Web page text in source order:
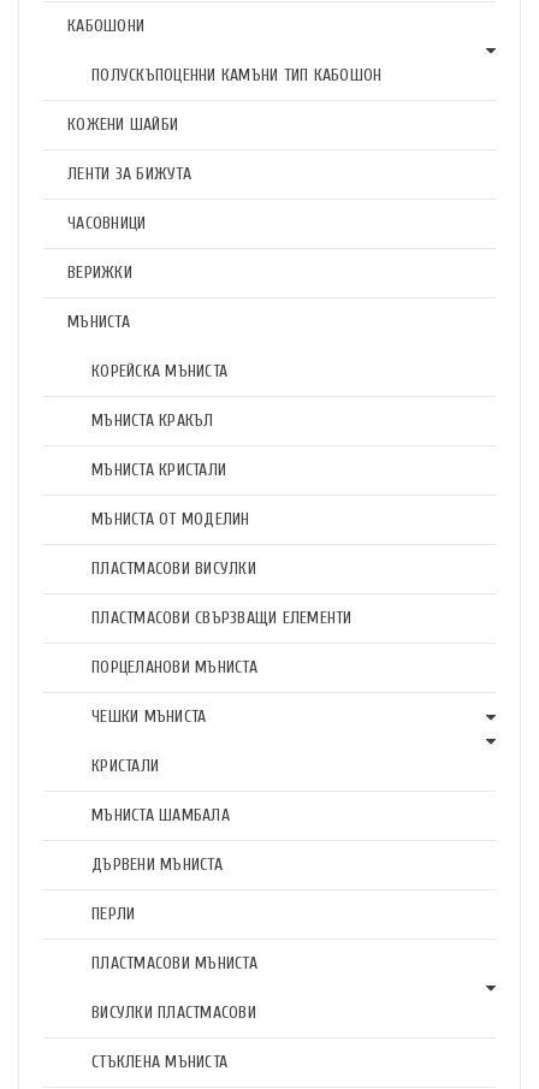
КАБОШОНИ
ПОЛУСКЪПОЦЕННИ КАМЪНИ ТИП КАБОШОН
КОЖЕНИ ШАЙБИ
ЛЕНТИ ЗА БИЖУТА
ЧАСОВНИЦИ
ВЕРИЖКИ
МЪНИСТА
КОРЕЙСКА МЪНИСТА
МЪНИСТА КРАКЪЛ
МЪНИСТА КРИСТАЛИ
МЪНИСТА ОТ МОДЕЛИН
ПЛАСТМАСОВИ ВИСУЛКИ
ПЛАСТМАСОВИ СВЪРЗВАЩИ ЕЛЕМЕНТИ
ПОРЦЕЛАНОВИ МЪНИСТА
ЧЕШКИ МЪНИСТА
КРИСТАЛИ
МЪНИСТА ШАМБАЛА
ДЪРВЕНИ МЪНИСТА
ПЕРЛИ
ПЛАСТМАСОВИ МЪНИСТА
ВИСУЛКИ ПЛАСТМАСОВИ
СТЪКЛЕНА МЪНИСТА